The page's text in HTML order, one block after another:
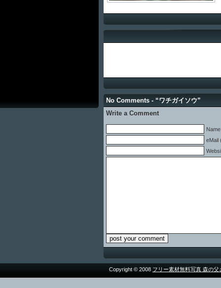
No Comments - “ワチガイソウ”
Write a Comment
eMail
Copyright © 2008 フリー素材無料写真 森の父